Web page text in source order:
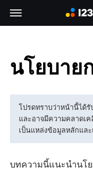
นโยบาย
โปรดทราบว่าหน้านี้ได้รั
และอาจมีความคลาดเ
เป็นแหล่งข้อมูลหลักแล
บทความนี้แนะนำนโย